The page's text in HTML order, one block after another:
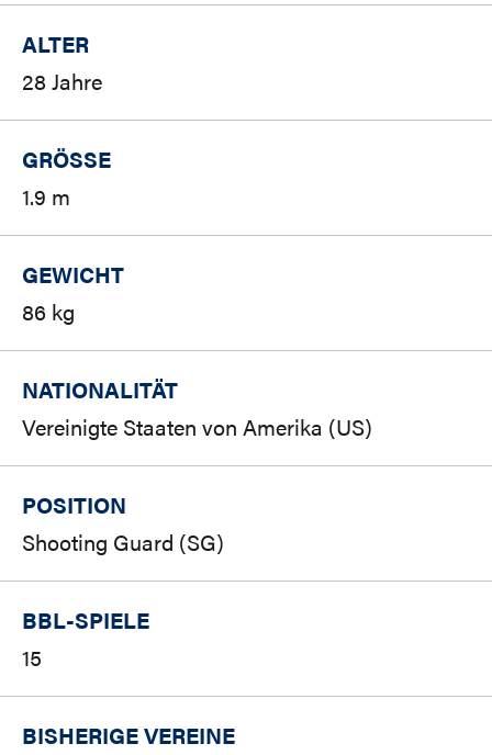
ALTER
28 Jahre
GRÖSSE
1.9 m
GEWICHT
86 kg
NATIONALITÄT
Vereinigte Staaten von Amerika (US)
POSITION
Shooting Guard (SG)
BBL-SPIELE
15
BISHERIGE VEREINE